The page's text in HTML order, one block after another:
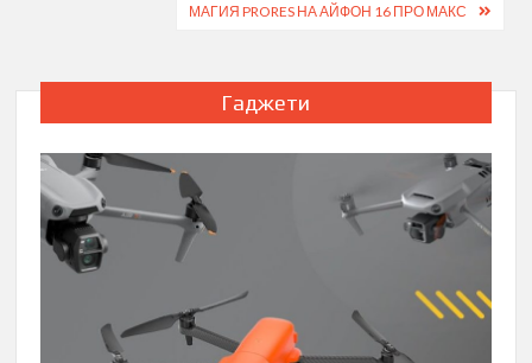
МАГИЯ PRORES НА АЙФОН 16 ПРО МАКС
Гаджети